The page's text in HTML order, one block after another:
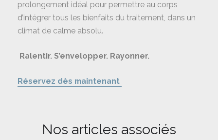
prolongement idéal pour permettre au corps
d’intégrer tous les bienfaits du traitement, dans un
climat de calme absolu.
Ralentir. S’envelopper. Rayonner.
Réservez dès maintenant
Nos articles associés